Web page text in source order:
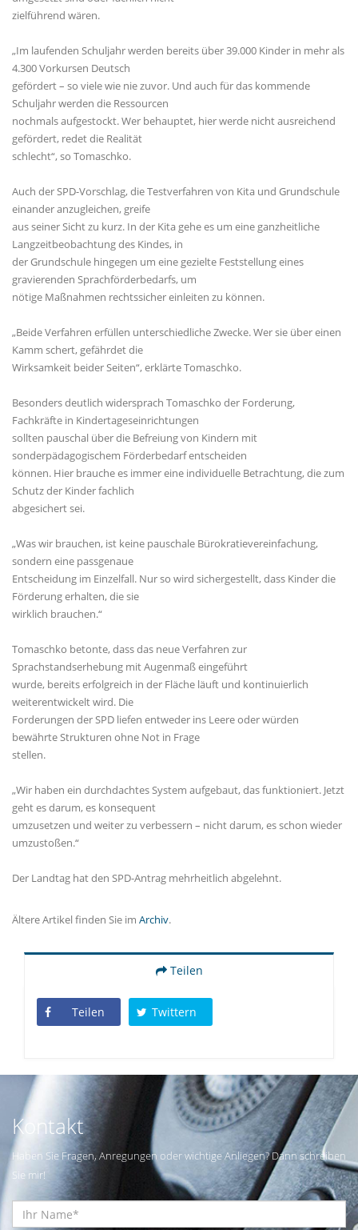
zielführend wären.
Im laufenden Schuljahr werden bereits über 39.000 Kinder in mehr als
4.300 Vorkursen Deutsch
gefördert – so viele wie nie zuvor. Und auch für das kommende
Schuljahr werden die Ressourcen
nochmals aufgestockt. Wer behauptet, hier werde nicht ausreichend
gefördert, redet die Realität
schlecht“, so Tomaschko.
Auch der SPD-Vorschlag, die Testverfahren von Kita und Grundschule
einander anzugleichen, greife
aus seiner Sicht zu kurz. In der Kita gehe es um eine ganzheitliche
Langzeitbeobachtung des Kindes, in
der Grundschule hingegen um eine gezielte Feststellung eines
gravierenden Sprachförderbedarfs, um
nötige Maßnahmen rechtssicher einleiten zu können.
Beide Verfahren erfüllen unterschiedliche Zwecke. Wer sie über einen
Kamm schert, gefährdet die
Wirksamkeit beider Seiten“, erklärte Tomaschko.
Besonders deutlich widersprach Tomaschko der Forderung,
Fachkräfte in Kindertageseinrichtungen
sollten pauschal über die Befreiung von Kindern mit
sonderpädagogischem Förderbedarf entscheiden
können. Hier brauche es immer eine individuelle Betrachtung, die zum
Schutz der Kinder fachlich
abgesichert sei.
Was wir brauchen, ist keine pauschale Bürokratievereinfachung,
sondern eine passgenaue
Entscheidung im Einzelfall. Nur so wird sichergestellt, dass Kinder die
Förderung erhalten, die sie
wirklich brauchen.“
Tomaschko betonte, dass das neue Verfahren zur
Sprachstandserhebung mit Augenmaß eingeführt
wurde, bereits erfolgreich in der Fläche läuft und kontinuierlich
weiterentwickelt wird. Die
Forderungen der SPD liefen entweder ins Leere oder würden
bewährte Strukturen ohne Not in Frage
stellen.
Wir haben ein durchdachtes System aufgebaut, das funktioniert. Jetzt
geht es darum, es konsequent
umzusetzen und weiter zu verbessern – nicht darum, es schon wieder
umzustoßen.“
Der Landtag hat den SPD-Antrag mehrheitlich abgelehnt.
Ältere Artikel finden Sie im Archiv.
Teilen
Teilen Twittern
Kontakt
Haben Sie Fragen, Anregungen oder wichtige Anliegen? Dann schreiben
Sie mir!